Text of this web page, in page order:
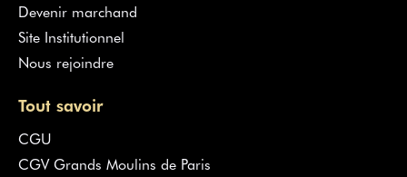
Devenir marchand
Site Institutionnel
Nous rejoindre
Tout savoir
CGU
CGV Grands Moulins de Paris